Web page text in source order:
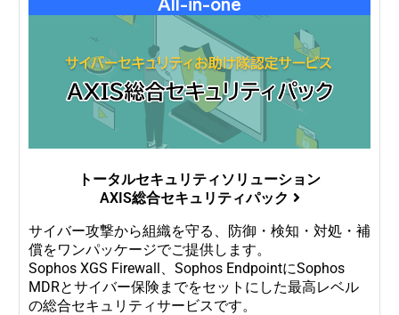
トータルセキュリティソリューション
AXIS総合セキュリティパック
サイバー攻撃から組織を守る、防御・検知・対処・補
償をワンパッケージでご提供します。
Sophos XGS Firewall、Sophos EndpointにSophos
MDRとサイバー保険までをセットにした最高レベル
の総合セキュリティサービスです。